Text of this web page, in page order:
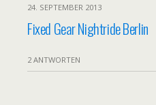
24. SEPTEMBER 2013
Fixed Gear Nightride Berlin
2 ANTWORTEN